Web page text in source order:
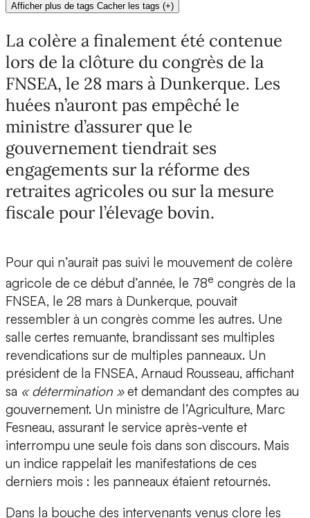
Afficher plus de tags Cacher les tags (+)
La colère a finalement été contenue
lors de la clôture du congrès de la
FNSEA, le 28 mars à Dunkerque. Les
huées n’auront pas empêché le
ministre d’assurer que le
gouvernement tiendrait ses
engagements sur la réforme des
retraites agricoles ou sur la mesure
fiscale pour l’élevage bovin.
Pour qui n’aurait pas suivi le mouvement de colère
agricole de ce début d’année, le 78e congrès de la
FNSEA, le 28 mars à Dunkerque, pouvait
ressembler à un congrès comme les autres. Une
salle certes remuante, brandissant ses multiples
revendications sur de multiples panneaux. Un
président de la FNSEA, Arnaud Rousseau, affichant
sa « détermination »et demandant des comptes au
gouvernement. Un ministre de l’Agriculture, Marc
Fesneau, assurant le service après-vente et
interrompu une seule fois dans son discours. Mais
un indice rappelait les manifestations de ces
derniers mois : les panneaux étaient retournés.
Dans la bouche des intervenants venus clore les